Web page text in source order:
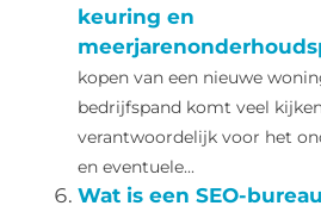
keuring en
kopen van een nieuwe
bedrijfspand komt veel
verantwoordelijk voor het
en eventuele...
Wat is een SEO-